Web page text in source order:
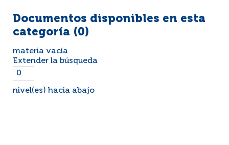
Documentos disponibles en esta
categoría (0)
materia vacía
Extender la búsqueda
nivel(es) hacia abajo